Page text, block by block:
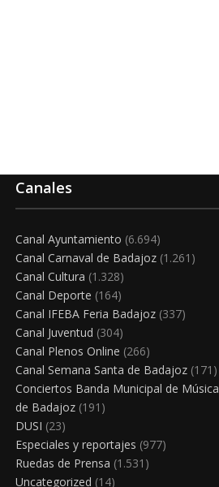
Canales
Canal Ayuntamiento (6.694)
Canal Carnaval de Badajoz (1.261)
Canal Cultura (1.328)
Canal Deporte (164)
Canal IFEBA Feria Badajoz (337)
Canal Juventud (304)
Canal Plenos Online (266)
Canal Semana Santa de Badajoz (171)
Conciertos Banda Municipal de Música
de Badajoz (191)
DUSI (23)
Especiales y reportajes (977)
Ruedas de Prensa (1.531)
Uncategorized (14)